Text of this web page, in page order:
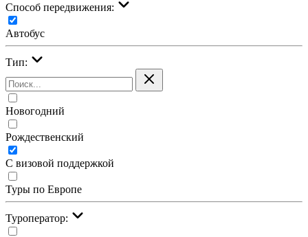
Cпособ передвижения:
Автобус
Тип:
Новогодний
Рождественский
С визовой поддержкой
Туры по Европе
Туроператор: